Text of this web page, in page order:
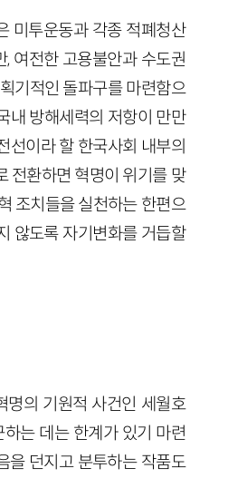
미투운동과 각종 적폐청산
여전한 고용불안과 수도권
기적인 돌파구를 마련함으
내 방해세력의 저항이 만만
선이라 할 한국사회 내부의
전환하면 혁명이 위기를 맞
조치들을 실천하는 한편으
않도록 자기변화를 거듭할
명의 기원적 사건인 세월호
는 데는 한계가 있기 마련
을 던지고 분투하는 작품도